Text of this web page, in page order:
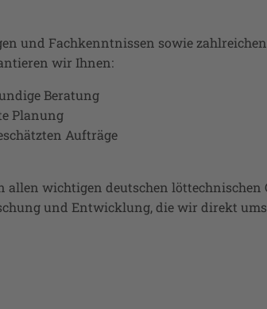
und Fachkenntnissen sowie
wir Ihnen:
Beratung
Planung
Aufträge
allen wichtigen deutschen löttechnischen
und Entwicklung, die wir direkt